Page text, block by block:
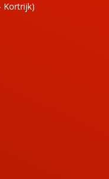
Kortrijk)